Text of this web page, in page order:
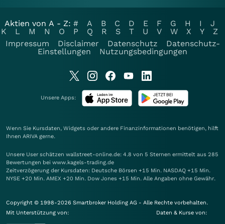
Aktien von A - Z: # A B C D E F G H I
J
K
L M N O P Q R S T U V W X Y
Z
Impressum
Disclaimer Datenschutz
Datenschutz-
Einstellungen
Nutzungsbedingungen
Unsere Apps:
Wenn Sie Kursdaten, Widgets oder andere Finanzinformationen benötigen, hilft
Ihnen ARIVA gerne.
Unsere User schätzen wallstreet-online.de: 4.8 von 5 Sternen ermittelt aus 285
Bewertungen bei www.kagels-trading.de
Zeitverzögerung der Kursdaten: Deutsche Börsen +15 Min. NASDAQ +15 Min.
NYSE +20 Min. AMEX +20 Min. Dow Jones +15 Min. Alle Angaben ohne Gewähr.
Copyright © 1998-2026 Smartbroker Holding AG - Alle Rechte vorbehalten.
Mit Unterstützung von:
Daten & Kurse von: